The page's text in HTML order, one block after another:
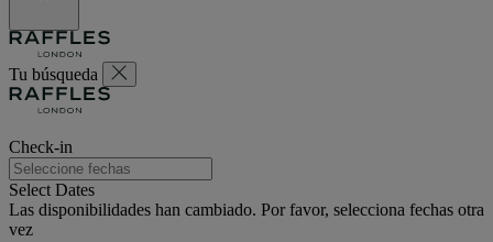
Tu búsqueda
Check-in
Select Dates
Las disponibilidades han cambiado. Por favor, selecciona fechas otra
vez